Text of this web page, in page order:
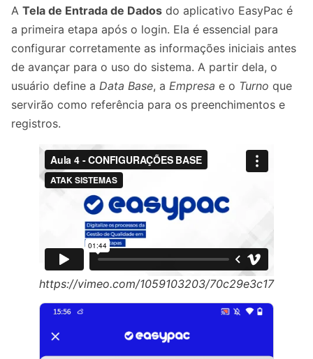
A Tela de Entrada de Dados do aplicativo EasyPac é
a primeira etapa após o login. Ela é essencial para
configurar corretamente as informações iniciais antes
de avançar para o uso do sistema. A partir dela, o
usuário define a Data Base, a Empresa e o Turno que
servirão como referência para os preenchimentos e
registros.
https://vimeo.com/1059103203/70c29e3c17